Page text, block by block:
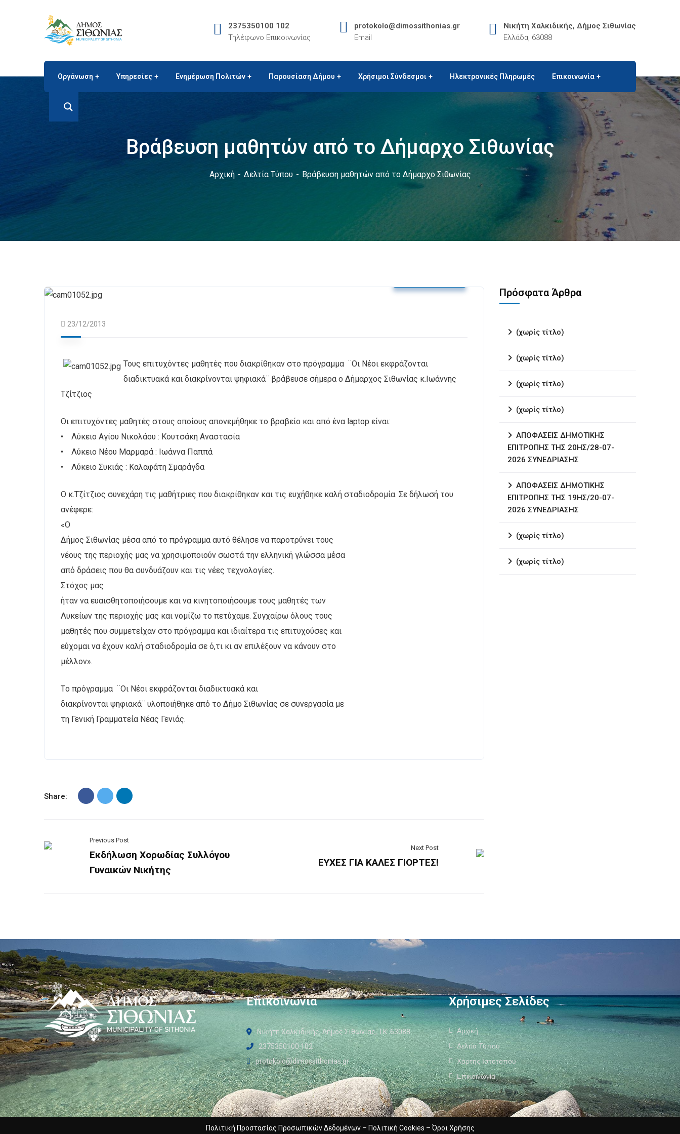
2375350100 102
Τηλέφωνο Επικοινωνίας
protokolo@dimossithonias.gr
Email
Νικήτη Χαλκιδικής, Δήμος Σιθωνίας
Ελλάδα, 63088
Οργάνωση Υπηρεσίες Ενημέρωση Πολιτών Παρουσίαση Δήμου Χρήσιμοι Σύνδεσμοι Ηλεκτρονικές Πληρωμές Επικοινωνία
Βράβευση μαθητών από το Δήμαρχο Σιθωνίας
Αρχική Δελτία Τύπου Βράβευση μαθητών από το Δήμαρχο Σιθωνίας
23/12/2013
Τους επιτυχόντες μαθητές που διακρίθηκαν στο πρόγραμμα ¨Οι Νέοι εκφράζονται
διαδικτυακά και διακρίνονται ψηφιακά¨ βράβευσε σήμερα ο Δήμαρχος Σιθωνίας κ.Ιωάννης
Τζίτζιος
Οι επιτυχόντες μαθητές στους οποίους απονεμήθηκε το βραβείο και από ένα laptop είναι:
• Λύκειο Αγίου Νικολάου : Κουτσάκη Αναστασία
• Λύκειο Νέου Μαρμαρά : Ιωάννα Παππά
• Λύκειο Συκιάς : Καλαφάτη Σμαράγδα
Ο κ.Τζίτζιος συνεχάρη τις μαθήτριες που διακρίθηκαν και τις ευχήθηκε καλή σταδιοδρομία. Σε δήλωσή του
ανέφερε:
«Ο
Δήμος Σιθωνίας μέσα από το πρόγραμμα αυτό θέλησε να παροτρύνει τους
νέους της περιοχής μας να χρησιμοποιούν σωστά την ελληνική γλώσσα μέσα
από δράσεις που θα συνδυάζουν και τις νέες τεχνολογίες.
Στόχος μας
ήταν να ευαισθητοποιήσουμε και να κινητοποιήσουμε τους μαθητές των
Λυκείων της περιοχής μας και νομίζω το πετύχαμε. Συγχαίρω όλους τους
μαθητές που συμμετείχαν στο πρόγραμμα και ιδιαίτερα τις επιτυχούσες και
εύχομαι να έχουν καλή σταδιοδρομία σε ό,τι κι αν επιλέξουν να κάνουν στο
μέλλον».
Τo πρόγραμμα ¨Οι Νέοι εκφράζονται διαδικτυακά και
διακρίνονται ψηφιακά¨ υλοποιήθηκε από το Δήμο Σιθωνίας σε συνεργασία με
τη Γενική Γραμματεία Νέας Γενιάς.
Share:
Previous Post
Εκδήλωση Χορωδίας Συλλόγου
Γυναικών Νικήτης
Next Post
ΕΥΧΕΣ ΓΙΑ ΚΑΛΕΣ ΓΙΟΡΤΕΣ!
Πρόσφατα Άρθρα
(χωρίς τίτλο)
(χωρίς τίτλο)
(χωρίς τίτλο)
(χωρίς τίτλο)
ΑΠΟΦΑΣΕΙΣ ΔΗΜΟΤΙΚΗΣ
ΕΠΙΤΡΟΠΗΣ ΤΗΣ 20ΗΣ/28-07-
2026 ΣΥΝΕΔΡΙΑΣΗΣ
ΑΠΟΦΑΣΕΙΣ ΔΗΜΟΤΙΚΗΣ
ΕΠΙΤΡΟΠΗΣ ΤΗΣ 19ΗΣ/20-07-
2026 ΣΥΝΕΔΡΙΑΣΗΣ
(χωρίς τίτλο)
(χωρίς τίτλο)
Επικοινωνία
Νικήτη Χαλκιδικής, Δήμος Σιθωνίας, ΤΚ: 63088
2375350100 102
protokolo@dimossithonias.gr
Χρήσιμες Σελίδες
Αρχική
Δελτία Τύπου
Χάρτης Ιστοτόπου
Επικοινωνία
Πολιτική Προστασίας Προσωπικών Δεδομένων– Πολιτική Cookies –Όροι Χρήσης